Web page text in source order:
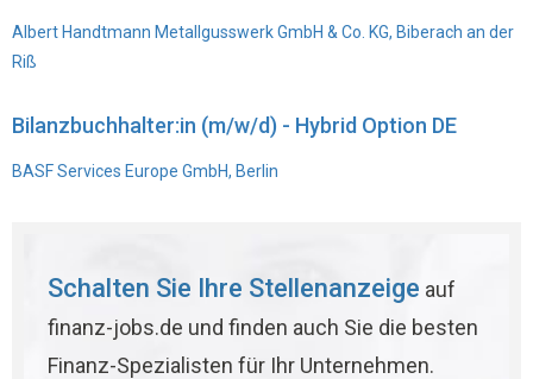
Albert Handtmann Metallgusswerk GmbH & Co. KG, Biberach an der
Riß
Bilanzbuchhalter:in (m/w/d) - Hybrid Option DE
BASF Services Europe GmbH, Berlin
Schalten Sie Ihre Stellenanzeige auf
finanz-jobs.de und finden auch Sie die besten
Finanz-Spezialisten für Ihr Unternehmen.